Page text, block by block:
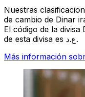
Nuestras
de cambio de Dinar
El código de la divisa
de esta divisa es ع.د.
Más información